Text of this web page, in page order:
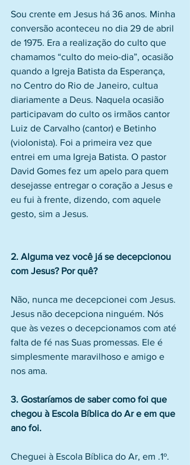
Sou crente em Jesus há 36 anos. Minha
conversão aconteceu no dia 29 de abril
de 1975. Era a realização do culto que
chamamos “culto do meio-dia”, ocasião
quando a Igreja Batista da Esperança,
no Centro do Rio de Janeiro, cultua
diariamente a Deus. Naquela ocasião
participavam do culto os irmãos cantor
Luiz de Carvalho (cantor) e Betinho
(violonista). Foi a primeira vez que
entrei em uma Igreja Batista. O pastor
David Gomes fez um apelo para quem
desejasse entregar o coração a Jesus e
eu fui à frente, dizendo, com aquele
gesto, sim a Jesus.
2. Alguma vez você já se decepcionou
com Jesus? Por quê?
Não, nunca me decepcionei com Jesus.
Jesus não decepciona ninguém. Nós
que às vezes o decepcionamos com até
falta de fé nas Suas promessas. Ele é
simplesmente maravilhoso e amigo e
nos ama.
3. Gostaríamos de saber como foi que
chegou à Escola Bíblica do Ar e em que
ano foi.
Cheguei à Escola Bíblica do Ar, em .1º.